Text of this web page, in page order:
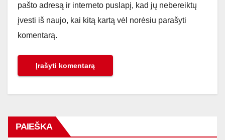
pašto adresą ir interneto puslapį, kad jų nebereiktų
įvesti iš naujo, kai kitą kartą vėl norėsiu parašyti
komentarą.
PAIEŠKA